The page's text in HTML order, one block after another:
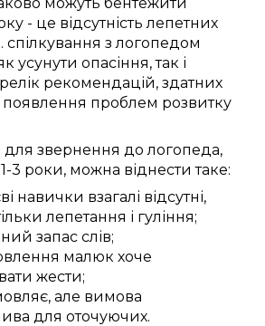
- це відсутністьлепетних
спілкування злогопедом
усунути опасіння, так і
рекомендацій, здатних
появлення проблем розвитку
для звернення дологопеда,
1-3 роки, можна віднести таке:
навички взагалі відсутні,
лепетання і гуління;
запас слів;
малюк хоче
жести;
, але вимова
для оточуючих.